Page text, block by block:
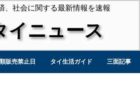
、社会に関する最新情報を速報
イニュース
販売禁止日 タイ生活ガイド 三面記事